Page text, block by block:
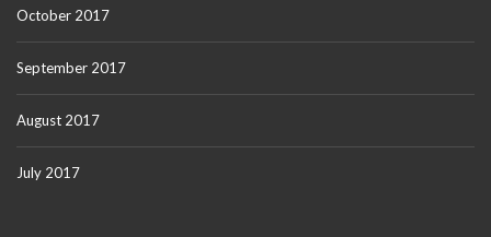
October 2017
September 2017
August 2017
July 2017